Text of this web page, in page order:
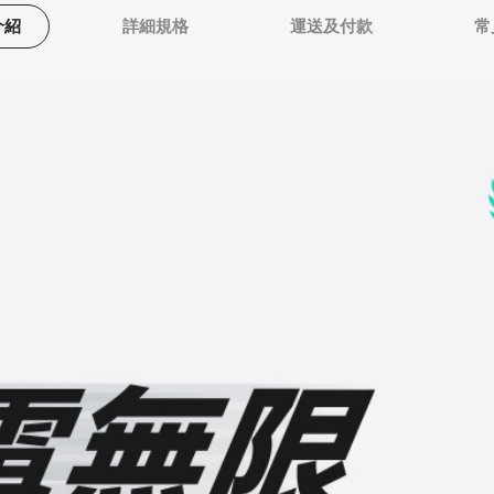
紹 詳細規格 運送及付款